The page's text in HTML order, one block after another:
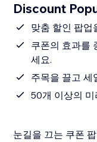
Discount
맞춤 할인 팝업
쿠폰의 효과를
세요.
주목을 끌고 세
50개 이상의
눈길을 끄는 쿠폰